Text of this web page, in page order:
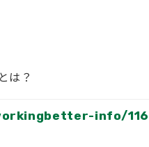
は？
info/116